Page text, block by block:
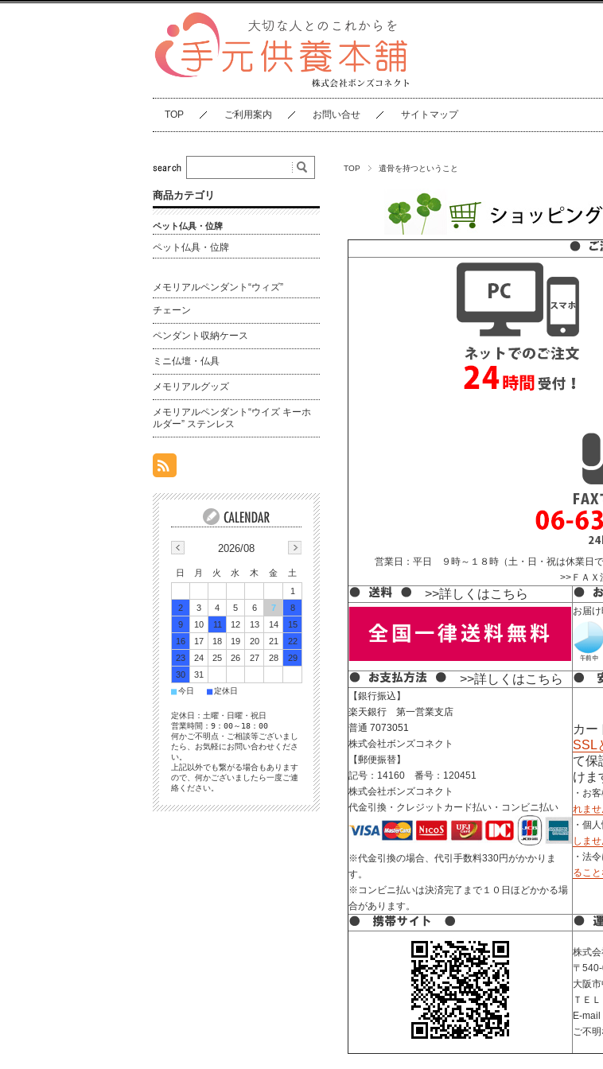
TOP ご利用案内 お問い合せ サイトマップ
TOP 遺骨を持つということ
営業日：平日 ９時～１８時（土・日・祝は休業日
>>ＦＡＸ
>>詳しくはこちら
お届
>>詳しくはこちら
【銀行振込】
楽天銀行 第一営業支店
普通 7073051
株式会社ボンズコネクト
【郵便振替】
記号：14160 番号：120451
株式会社ボンズコネクト
代金引換・クレジットカード払い・コンビニ払い
※代金引換の場合、代引手数料330円がかかりま
す。
※コンビニ払いは決済完了まで１０日ほどかかる場
合があります。
カー
SSL
て保
けま
・お
れませ
・個
しませ
・法
るこ
株式会
〒
大阪
ＴＥ
E-
ご不
商品カテゴリ
ペット仏具・位牌
ペット仏具・位牌
メモリアルペンダント“ウィズ”
チェーン
ペンダント収納ケース
ミニ仏壇・仏具
メモリアルグッズ
メモリアルペンダント“ウイズ キーホ
ルダー” ステンレス
2026/08
日 月 火 水 木 金
土
1
2
3 4 5 6 7
8
9
10 11 12 13 14
15
16
17 18 19 20 21
22
23
24 25 26 27 28
29
30
31
■今日 ■定休日
定休日：土曜・日曜・祝日
営業時間：9：00～18：00
何かご不明点・ご相談等ございまし
たら、お気軽にお問い合わせくださ
い。
上記以外でも繋がる場合もあります
ので、何かございましたら一度ご連
絡ください。